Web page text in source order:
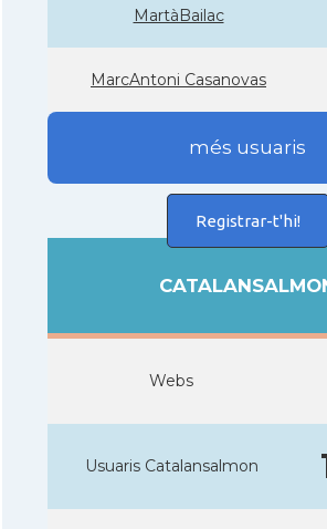
MartàBailac
MarcAntoni Casanovas
més usuaris
Registrar-t'hi!
Webs
Usuaris Catalansalmon